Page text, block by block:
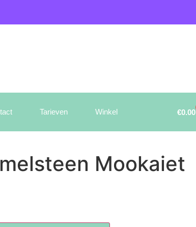
Tarieven Winkel €0.00
Mookaiet